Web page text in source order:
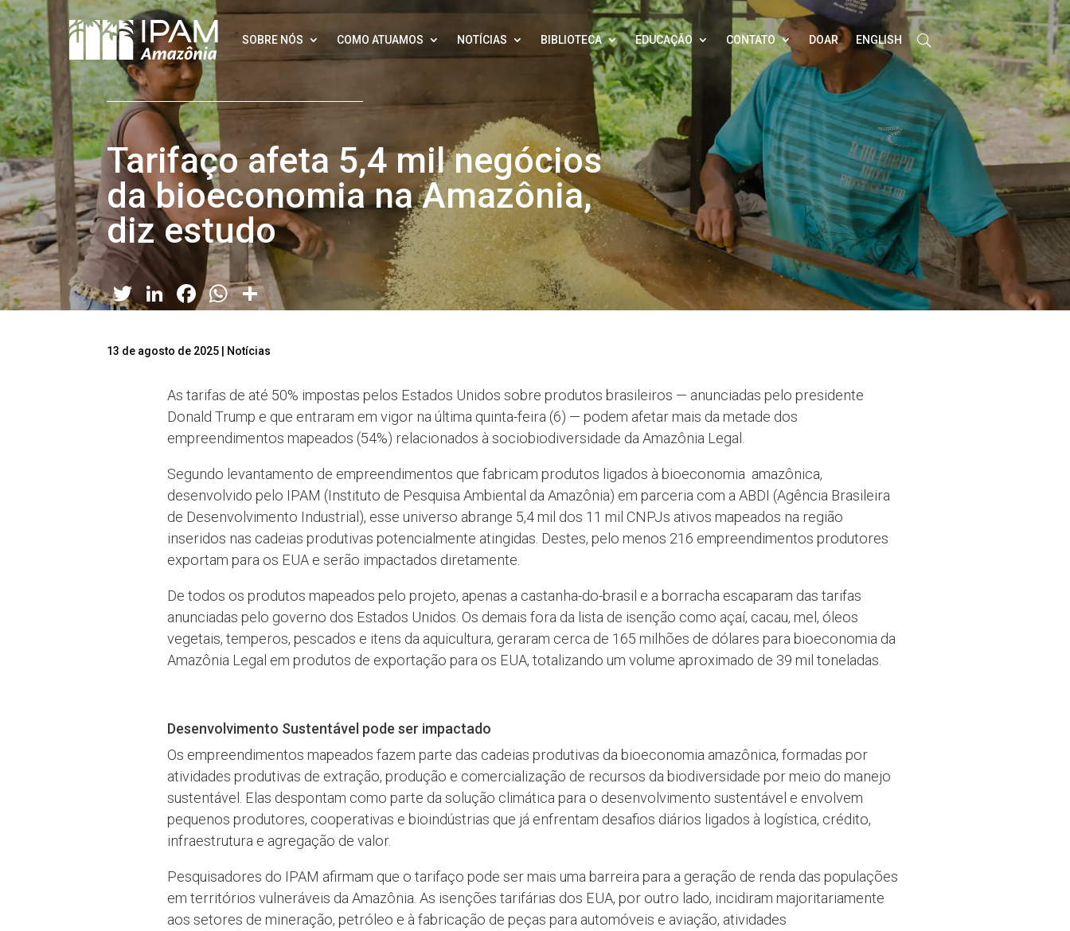
SOBRE NÓS COMO ATUAMOS NOTÍCIAS BIBLIOTECA EDUCAÇÃO CONTATO DOAR ENGLISH
Tarifaço afeta 5,4 mil negócios
da bioeconomia na Amazônia,
diz estudo
TwitterLinkedIn
Facebook
WhatsApp
Share
13 de agosto de 2025 Notícias
As tarifas de até 50% impostas pelos Estados Unidos sobre produtos brasileiros — anunciadas pelo presidente
Donald Trump e que entraram em vigor na última quinta-feira (6) — podem afetar mais da metade dos
empreendimentos mapeados (54%) relacionados à sociobiodiversidade da Amazônia Legal.
Segundo levantamento de empreendimentos que fabricam produtos ligados à bioeconomia amazônica,
desenvolvido pelo IPAM (Instituto de Pesquisa Ambiental da Amazônia) em parceria com a ABDI (Agência Brasileira
de Desenvolvimento Industrial), esse universo abrange 5,4 mil dos 11 mil CNPJs ativos mapeados na região
inseridos nas cadeias produtivas potencialmente atingidas. Destes, pelo menos 216 empreendimentos produtores
exportam para os EUA e serão impactados diretamente.
De todos os produtos mapeados pelo projeto, apenas a castanha-do-brasil e a borracha escaparam das tarifas
anunciadas pelo governo dos Estados Unidos. Os demais fora da lista de isenção como açaí, cacau, mel, óleos
vegetais, temperos, pescados e itens da aquicultura, geraram cerca de 165 milhões de dólares para bioeconomia da
Amazônia Legal em produtos de exportação para os EUA, totalizando um volume aproximado de 39 mil toneladas.
Desenvolvimento Sustentável pode ser impactado
Os empreendimentos mapeados fazem parte das cadeias produtivas da bioeconomia amazônica, formadas por
atividades produtivas de extração, produção e comercialização de recursos da biodiversidade por meio do manejo
sustentável. Elas despontam como parte da solução climática para o desenvolvimento sustentável e envolvem
pequenos produtores, cooperativas e bioindústrias que já enfrentam desafios diários ligados à logística, crédito,
infraestrutura e agregação de valor.
Pesquisadores do IPAM afirmam que o tarifaço pode ser mais uma barreira para a geração de renda das populações
em territórios vulneráveis da Amazônia. As isenções tarifárias dos EUA, por outro lado, incidiram majoritariamente
aos setores de mineração, petróleo e à fabricação de peças para automóveis e aviação, atividades